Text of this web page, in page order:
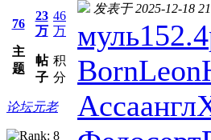
76
主
题
23
万
帖
子
46
万
积
分
论坛元老
发表于 2025-12-18
муль152.4
BornLeon
Accaангл